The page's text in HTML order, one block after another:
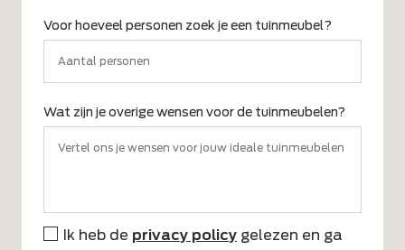
Voor hoeveel personen zoek je een tuinmeubel?
Wat zijn je overige wensen voor de tuinmeubelen?
* Ik heb de privacy policy gelezen en ga